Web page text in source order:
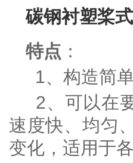
碳钢衬塑桨
特点 ：
1、构造简
2、可以在
速度快、均匀
变化，适用于